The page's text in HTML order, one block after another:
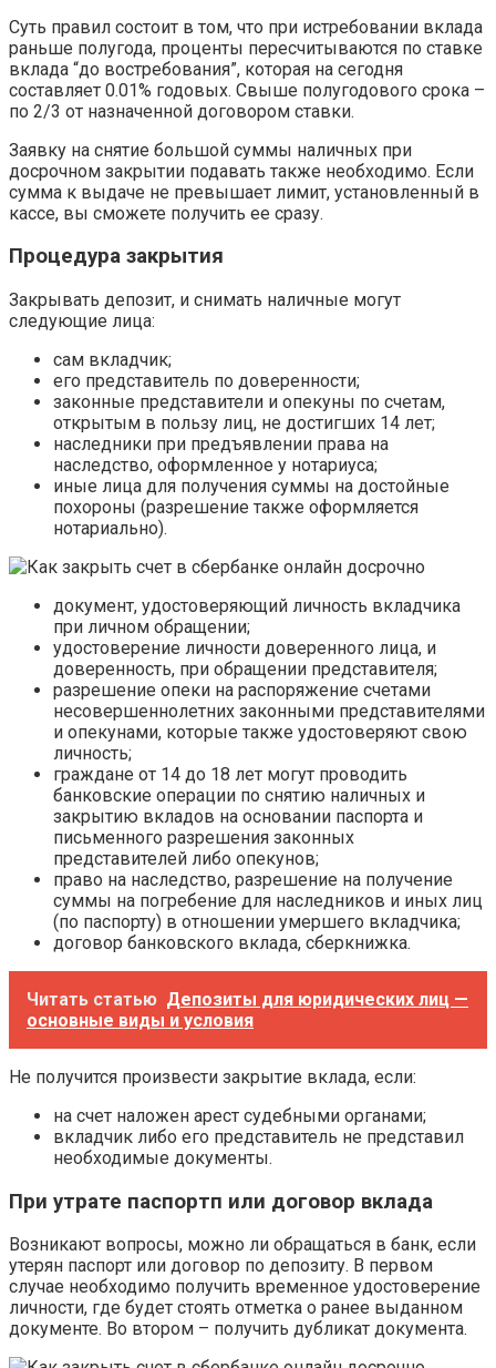
Суть правил состоит в том, что при истребовании вклада
раньше полугода, проценты пересчитываются по ставке
вклада “до востребования”, которая на сегодня
составляет 0.01% годовых. Свыше полугодового срока –
по 2/3 от назначенной договором ставки.
Заявку на снятие большой суммы наличных при
досрочном закрытии подавать также необходимо. Если
сумма к выдаче не превышает лимит, установленный в
кассе, вы сможете получить ее сразу.
Процедура закрытия
Закрывать депозит, и снимать наличные могут
следующие лица:
сам вкладчик;
его представитель по доверенности;
законные представители и опекуны по счетам,
открытым в пользу лиц, не достигших 14 лет;
наследники при предъявлении права на
наследство, оформленное у нотариуса;
иные лица для получения суммы на достойные
похороны (разрешение также оформляется
нотариально).
документ, удостоверяющий личность вкладчика
при личном обращении;
удостоверение личности доверенного лица, и
доверенность, при обращении представителя;
разрешение опеки на распоряжение счетами
несовершеннолетних законными представителями
и опекунами, которые также удостоверяют свою
личность;
граждане от 14 до 18 лет могут проводить
банковские операции по снятию наличных и
закрытию вкладов на основании паспорта и
письменного разрешения законных
представителей либо опекунов;
право на наследство, разрешение на получение
суммы на погребение для наследников и иных лиц
(по паспорту) в отношении умершего вкладчика;
договор банковского вклада, сберкнижка.
Читать статью Депозиты для юридических лиц —
основные виды и условия
Не получится произвести закрытие вклада, если:
на счет наложен арест судебными органами;
вкладчик либо его представитель не представил
необходимые документы.
При утрате паспортп или договор вклада
Возникают вопросы, можно ли обращаться в банк, если
утерян паспорт или договор по депозиту. В первом
случае необходимо получить временное удостоверение
личности, где будет стоять отметка о ранее выданном
документе. Во втором – получить дубликат документа.